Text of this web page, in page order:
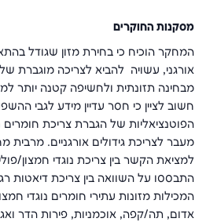
מסקנות החוקרים
המחקר הוכיח כי בחירת מזון שגודל
אורגני, עשויה להביא לצריכה מוגברת של
מבחינה תזונתית ולחשיפה קטנה יותר
חשוב לציין כי חסר עדיין מידע לגבי
הפוטנציאליות של הגברת צריכת חומרים
מעבר לצריכת גידולים אורגניים. מרבית
למציאת הקשר בין צריכת נוגדי חמצון/
התבססו על השוואה בין צריכת דיאטות
המכילות מזונות עתירי חומרים נוגדי
אדום, תה/קפה, אוכמניות, פירות הדר